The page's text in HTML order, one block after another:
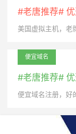
#老唐推荐#
美国虚拟主机，老
便宜域名
#老唐推荐#
便宜域名注册，好